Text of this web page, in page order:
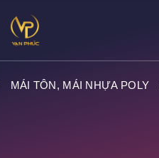
MÁI TÔN, MÁI NHỰA POLY